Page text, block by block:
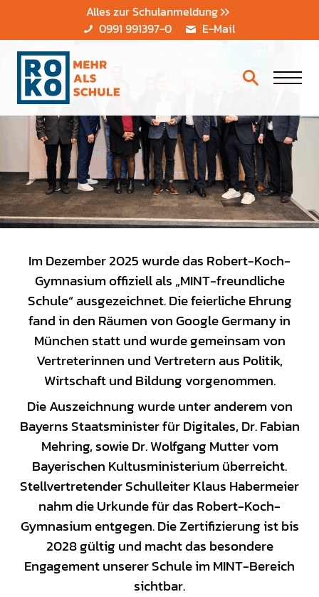
Alles zur Schulanmeldung
0991 991397-0
E-Mail
Im Dezember 2025 wurde das Robert-Koch-
Gymnasium offiziell als „MINT-freundliche
Schule“ ausgezeichnet. Die feierliche Ehrung
fand in den Räumen von Google Germany in
München statt und wurde gemeinsam von
Vertreterinnen und Vertretern aus Politik,
Wirtschaft und Bildung vorgenommen.
Die Auszeichnung wurde unter anderem von
Bayerns Staatsminister für Digitales, Dr. Fabian
Mehring, sowie Dr. Wolfgang Mutter vom
Bayerischen Kultusministerium überreicht.
Stellvertretender Schulleiter Klaus Habermeier
nahm die Urkunde für das Robert-Koch-
Gymnasium entgegen. Die Zertifizierung ist bis
2028 gültig und macht das besondere
Engagement unserer Schule im MINT-Bereich
sichtbar.